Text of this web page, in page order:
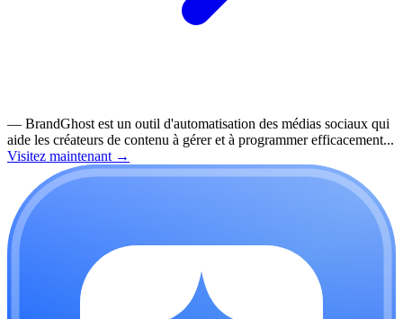
— BrandGhost est un outil d'automatisation des médias sociaux qui
aide les créateurs de contenu à gérer et à programmer efficacement...
Visitez maintenant →